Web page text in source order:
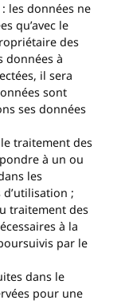
les données ne
qu’avec le
des
données à
il sera
sont
ses données
traitement des
à un ou
les
;
traitement des
à la
par le
dans le
pour une